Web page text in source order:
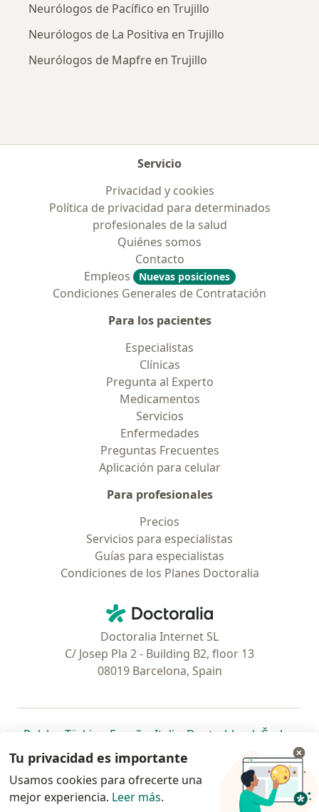
Neurólogos de Pacífico en Trujillo
Neurólogos de La Positiva en Trujillo
Neurólogos de Mapfre en Trujillo
Servicio
Privacidad y cookies
Política de privacidad para determinados
profesionales de la salud
Quiénes somos
Contacto
Empleos
Nuevas posiciones
Condiciones Generales de Contratación
Para los pacientes
Especialistas
Clínicas
Pregunta al Experto
Medicamentos
Servicios
Enfermedades
Preguntas Frecuentes
Aplicación para celular
Para profesionales
Precios
Servicios para especialistas
Guías para especialistas
Condiciones de los Planes Doctoralia
Doctoralia - Página de inicio
Doctoralia Internet SL
C/ Josep Pla 2 - Building B2, floor 13
08019 Barcelona, Spain
Polska se abre en una nueva pestaña
Türkiye se abre en una nueva pestaña
España se abre en una nueva pestaña
Italia se abre en una nueva
Deutschlandse abre en
Česko
Portugal
se abre en una nueva pestaña
México se abre en una nueva pestaña
Chile se abre en una nueva pestaña
Brasil se abre en una nueva
se abre en
se
se abre en una nueva
www.doctoralia.pe © 2026 - Encuentra tu
Tu privacidad es importante
Usamos cookies para ofrecerte una
mejor experiencia. Leer más.